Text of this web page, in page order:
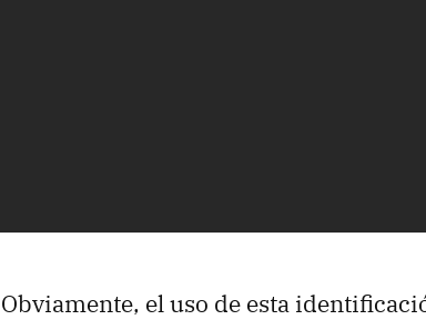
Obviamente, el uso de esta